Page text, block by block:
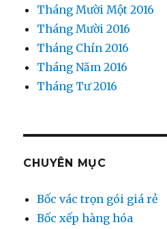
Tháng Mười Một 2016
Tháng Mười 2016
Tháng Chín 2016
Tháng Năm 2016
Tháng Tư 2016
CHUYÊN MỤC
Bốc vác trọn gói giá rẻ
Bốc xếp hàng hóa